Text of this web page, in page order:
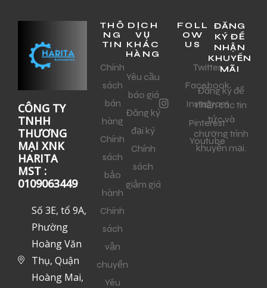
CÔNG TY
TNHH
THƯƠNG
MẠI XNK
HARITA
MST :
0109063449
Số 3E, tổ 9A,
Phường
Hoàng Văn
Thụ, Quận
Hoàng Mai,
THÔ
NG
TIN
Chính
sách
bán
hàng
Chính
sách
bảo
hành
Chính
sách
vận
chuyển
Yêu
DỊCH
VỤ
KHÁC
HÀNG
Yêu cầu
báo giá
Đăng ký
đại ký
Chính
sách
giảm giá
FOLL
OW
US
Twitter
Facebook
Instagram
Pinterest
Youtube
ĐĂNG
KÝ ĐỂ
NHẬN
KHUYẾN
MÃI
Đăng ký để
nhận các tin
tức và
chương trình
khuyến mại.